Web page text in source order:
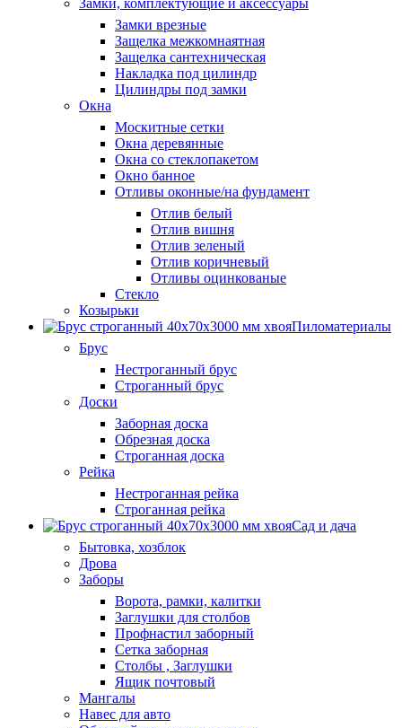
Замки, комплектующие и аксессуары
Замки врезные
Защелка межкомнаятная
Защелка сантехническая
Накладка под цилиндр
Цилиндры под замки
Окна
Москитные сетки
Окна деревянные
Окна со стеклопакетом
Окно банное
Отливы оконные/на фундамент
Отлив белый
Отлив вишня
Отлив зеленый
Отлив коричневый
Отливы оцинкованые
Стекло
Козырьки
Пиломатериалы
Брус
Нестроганный брус
Строганный брус
Доски
Заборная доска
Обрезная доска
Строганная доска
Рейка
Нестроганная рейка
Строганная рейка
Сад и дача
Бытовка, хозблок
Дрова
Заборы
Ворота, рамки, калитки
Заглушки для столбов
Профнастил заборный
Сетка заборная
Столбы , Заглушки
Ящик почтовый
Мангалы
Навес для авто